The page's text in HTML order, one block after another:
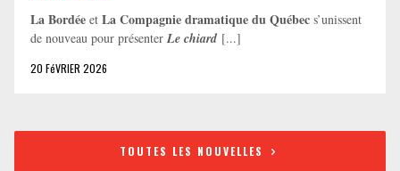
La Bordée et La Compagnie dramatique du Québec s’unissent
de nouveau pour présenter Le chiard [...]
20 FéVRIER 2026
TOUTES LES NOUVELLES